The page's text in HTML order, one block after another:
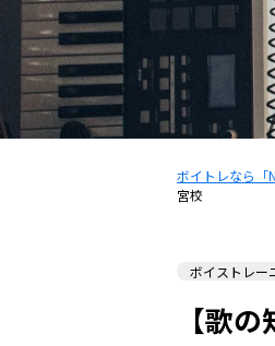
ボイトレなら「
宮校
ボイストレー
【歌